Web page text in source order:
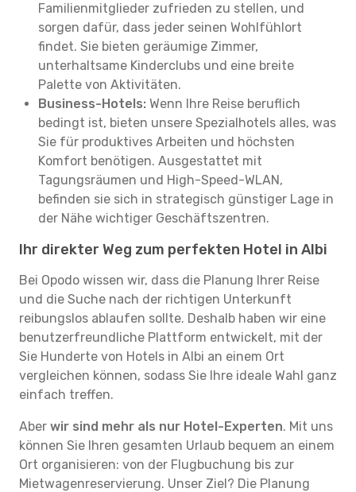
Familienmitglieder zufrieden zu stellen, und
sorgen dafür, dass jeder seinen Wohlfühlort
findet. Sie bieten geräumige Zimmer,
unterhaltsame Kinderclubs und eine breite
Palette von Aktivitäten.
Business-Hotels: Wenn Ihre Reise beruflich
bedingt ist, bieten unsere Spezialhotels alles, was
Sie für produktives Arbeiten und höchsten
Komfort benötigen. Ausgestattet mit
Tagungsräumen und High-Speed-WLAN,
befinden sie sich in strategisch günstiger Lage in
der Nähe wichtiger Geschäftszentren.
Ihr direkter Weg zum perfekten Hotel in Albi
Bei Opodo wissen wir, dass die Planung Ihrer Reise
und die Suche nach der richtigen Unterkunft
reibungslos ablaufen sollte. Deshalb haben wir eine
benutzerfreundliche Plattform entwickelt, mit der
Sie Hunderte von Hotels in Albi an einem Ort
vergleichen können, sodass Sie Ihre ideale Wahl ganz
einfach treffen.
Aber wir sind mehr als nur Hotel-Experten. Mit uns
können Sie Ihren gesamten Urlaub bequem an einem
Ort organisieren: von der Flugbuchung bis zur
Mietwagenreservierung. Unser Ziel? Die Planung